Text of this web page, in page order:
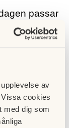
av
cookies
med dig som
passar
sig